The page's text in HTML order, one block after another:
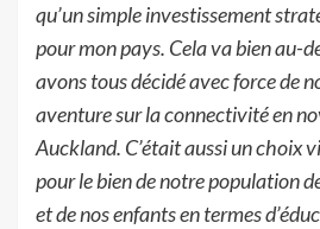
qu’un simple investissement
pour mon pays. Cela va bien au-
avons tous décidé avec force de
aventure sur la connectivité en
Auckland. C’était aussi un choix
pour le bien de notre population
et de nos enfants en termes